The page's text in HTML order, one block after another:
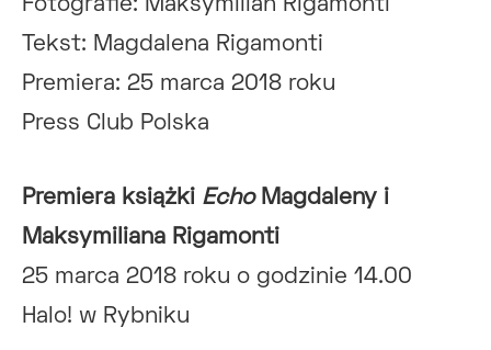
Fotografie: Maksymilian Rigamonti
Tekst: Magdalena Rigamonti
Premiera: 25 marca 2018 roku
Press Club Polska
Premiera książki EchoMagdaleny i
Maksymiliana Rigamonti
25 marca 2018 roku o godzinie 14.00
Halo! w Rybniku